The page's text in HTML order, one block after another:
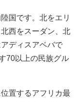
国です。北をエリ
西をスーダン、北
ディスアベバで
70以上の民族グル
置するアフリカ最